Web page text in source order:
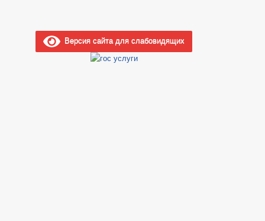
Версия сайта для слабовидящих